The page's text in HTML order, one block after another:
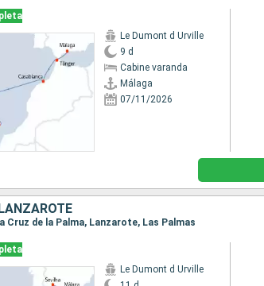
Le Dumont d Urville
9 d
Cabine varanda
Málaga
07/11/2026
Cruz de la Palma, Lanzarote, Las Palmas
Le Dumont d Urville